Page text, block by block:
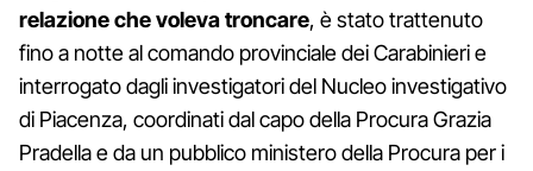
relazione che voleva troncare, è stato trattenuto
fino a notte al comando provinciale dei Carabinieri e
interrogato dagli investigatori del Nucleo investigativo
di Piacenza, coordinati dal capo della Procura Grazia
Pradella e da un pubblico ministero della Procura per i